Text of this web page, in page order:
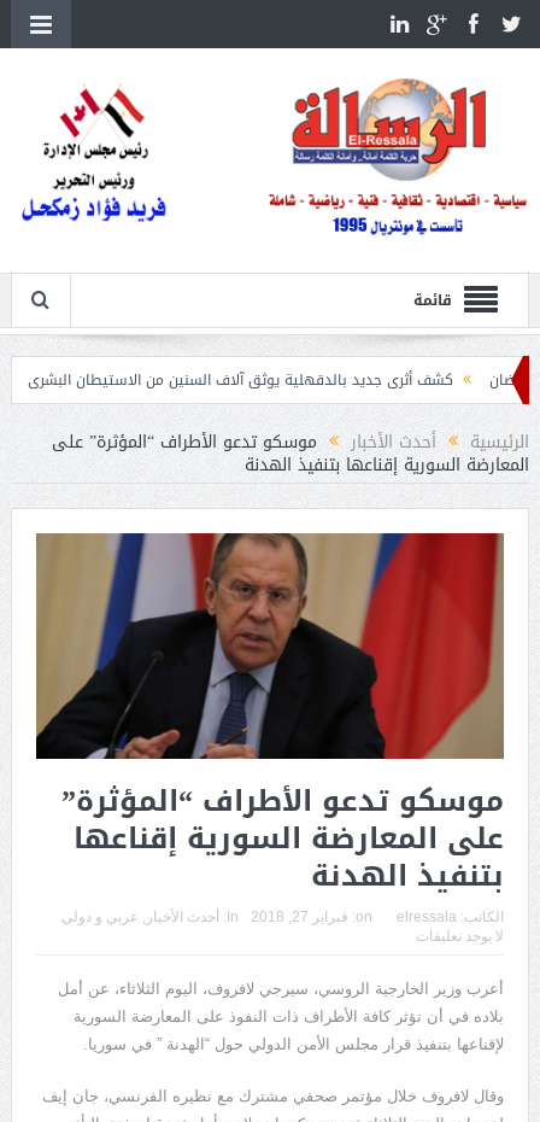
قائمة
كشف أثرى جديد بالدقهلية يوثق آلاف السنين من الاستيطان البشرى اتحاد الكرة يطلب
الرئيسية أحدث الأخبار موسكو تدعو الأطراف “المؤثرة” على
المعارضة السورية إقناعها بتنفيذ الهدنة
موسكو تدعو الأطراف “المؤثرة”
على المعارضة السورية إقناعها
بتنفيذ الهدنة
الكاتب: elressala
on: فبراير 27, 2018 In: أحدث الأخبار
عربي و دولي
لا يوجد تعليقات
أعرب وزير الخارجية الروسي، سيرجي لافروف، اليوم الثلاثاء، عن أمل
بلاده في أن تؤثر كافة الأطراف ذات النفوذ على المعارضة السورية
لإقناعها بتنفيذ قرار مجلس الأمن الدولي حول “الهدنة ” في سوريا.
وقال لافروف خلال مؤتمر صحفي مشترك مع نظيره الفرنسي، جان إيف